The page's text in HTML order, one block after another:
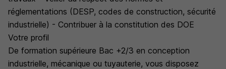
réglementations (DESP, codes de construction, sécurité
industrielle) - Contribuer à la constitution des DOE
Votre profil
De formation supérieure Bac +2/3 en conception
industrielle, mécanique ou tuyauterie, vous disposez